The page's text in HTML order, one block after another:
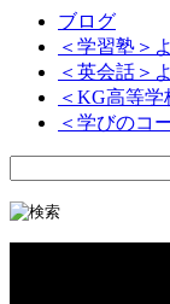
ブログ
＜学習塾＞
＜英会話＞
＜KG高等
＜学びのコ